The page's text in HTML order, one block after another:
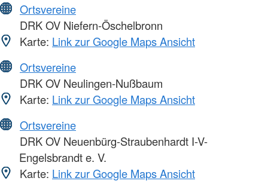
Ortsvereine
DRK OV Niefern-Öschelbronn
Karte: Link zur Google Maps Ansicht
Ortsvereine
DRK OV Neulingen-Nußbaum
Karte: Link zur Google Maps Ansicht
Ortsvereine
DRK OV Neuenbürg-Straubenhardt I-V-
Engelsbrandt e. V.
Karte: Link zur Google Maps Ansicht